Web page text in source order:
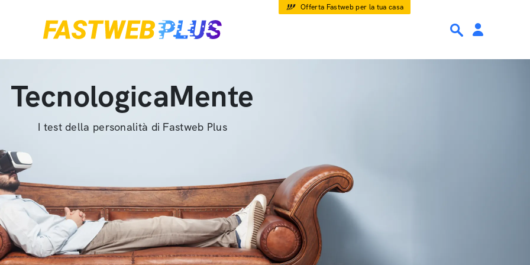
Offerta Fastweb per la tua casa
TecnologicaMente
I test della personalità di Fastweb Plus